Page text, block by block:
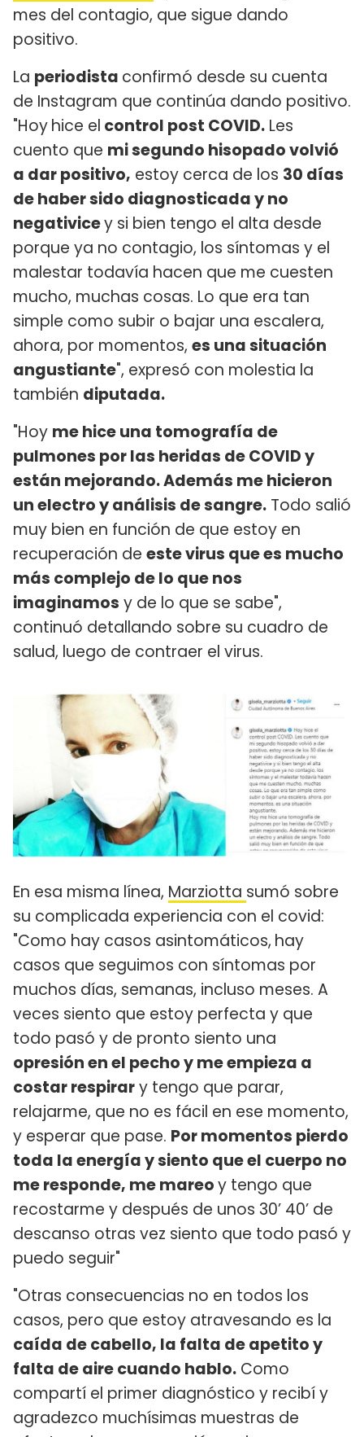
mes del contagio, que sigue dando
positivo.
La periodista confirmó desde su cuenta
de Instagram que continúa dando positivo.
"Hoyhice el control post COVID. Les
cuento que mi segundo hisopado volvió
a dar positivo, estoy cerca de los 30 días
de haber sido diagnosticada y no
negativicey si bien tengo el alta desde
porque ya no contagio, los síntomas y el
malestar todavía hacen que me cuesten
mucho, muchas cosas. Lo que era tan
simple como subir o bajar una escalera,
ahora, por momentos, es una situación
angustiante", expresó con molestia la
también diputada.
"Hoy me hice una tomografía de
pulmones por las heridas de COVID y
están mejorando. Además me hicieron
un electro y análisis de sangre. Todo salió
muy bien en función de que estoy en
recuperación de este virus que es mucho
más complejo de lo que nos
imaginamos y de lo que se sabe",
continuó detallando sobre su cuadro de
salud, luego de contraer el virus.
En esa misma línea, Marziotta sumó sobre
su complicada experiencia con el covid:
"Como hay casos asintomáticos, hay
casos que seguimos con síntomas por
muchos días, semanas, incluso meses. A
veces siento que estoy perfecta y que
todo pasó y de pronto siento una
opresión en el pecho y me empieza a
costar respirary tengo que parar,
relajarme, que no es fácil en ese momento,
y esperar que pase. Por momentos pierdo
toda la energía y siento que el cuerpo no
me responde, me mareoy tengo que
recostarme y después de unos 30’ 40’ de
descanso otras vez siento que todo pasó y
puedo seguir"
"Otras consecuencias no en todos los
casos, pero que estoy atravesando es la
caída de cabello, la falta de apetito y
falta de aire cuando hablo. Como
compartí el primer diagnóstico y recibí y
agradezco muchísimas muestras de